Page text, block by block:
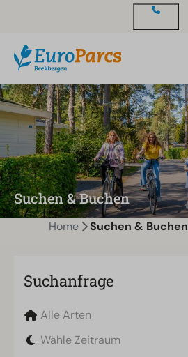
Suchen & Buchen
Home Suchen & Buchen
Suchanfrage
Alle Arten
Wähle Zeitraum